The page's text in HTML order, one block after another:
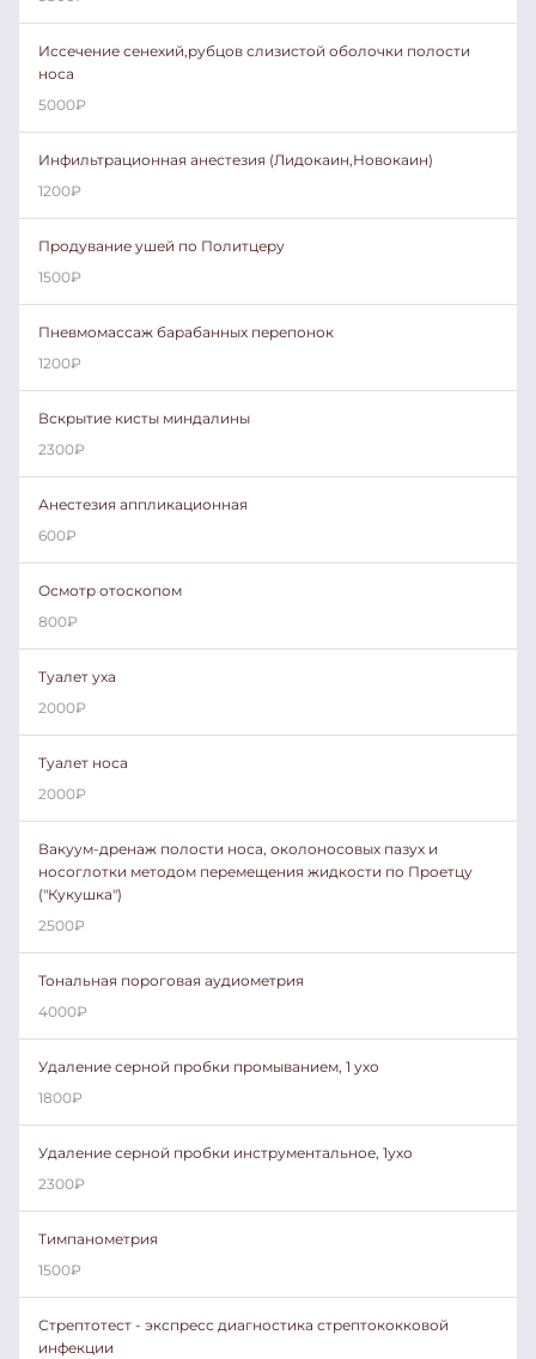
Иссечение сенехий,рубцов слизистой оболочки полости
носа
5000₽
Инфильтрационная анестезия (Лидокаин,Новокаин)
1200₽
Продувание ушей по Политцеру
1500₽
Пневмомассаж барабанных перепонок
1200₽
Вскрытие кисты миндалины
2300₽
Анестезия аппликационная
600₽
Осмотр отоскопом
800₽
Туалет уха
2000₽
Туалет носа
2000₽
Вакуум-дренаж полости носа, околоносовых пазух и
носоглотки методом перемещения жидкости по Проетцу
("Кукушка")
2500₽
Тональная пороговая аудиометрия
4000₽
Удаление серной пробки промыванием, 1 ухо
1800₽
Удаление серной пробки инструментальное, 1ухо
2300₽
Тимпанометрия
1500₽
Стрептотест - экспресс диагностика стрептококковой
инфекции